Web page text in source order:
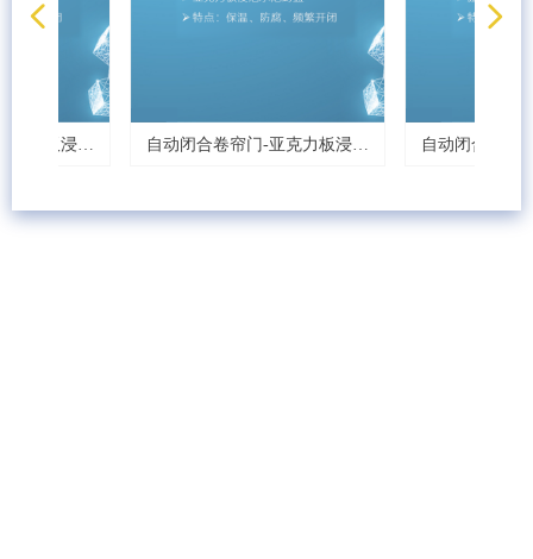
自动闭合卷帘门-亚克力板浸泡
自动闭合卷帘门-激
넳 넲